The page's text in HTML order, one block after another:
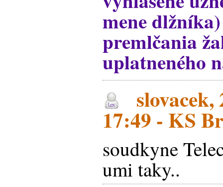
mene
premlčania
uplatneného
slovacek,
17:49 - KS
soudkyne
umi taky..